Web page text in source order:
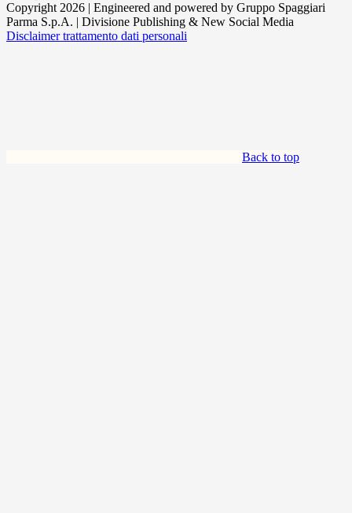
Copyright 2026 | Engineered and powered by Gruppo Spaggiari
Parma S.p.A. | Divisione Publishing & New Social Media
Disclaimer trattamento dati personali
Back to top